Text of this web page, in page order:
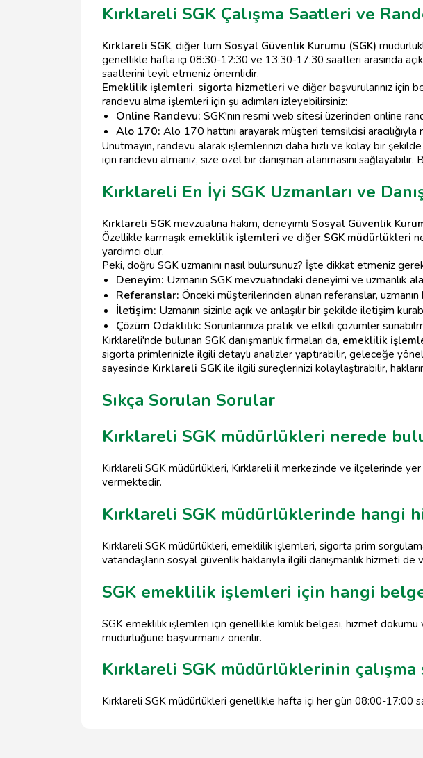
Kırklareli SGK Çalışma Saatleri ve
Kırklareli SGK, diğer tüm Sosyal Güvenlik Kurumu (SGK)
genellikle hafta içi 08:30-12:30 ve 13:30-17:30 saatleri arasında
saatlerini teyit etmeniz önemlidir.
Emeklilik işlemleri, sigorta hizmetleri ve diğer başvurularınız için
randevu alma işlemleri için şu adımları izleyebilirsiniz:
Online Randevu: SGK'nın resmi web sitesi üzerinden online
Alo 170: Alo 170 hattını arayarak müşteri temsilcisi
Unutmayın, randevu alarak işlemlerinizi daha hızlı ve kolay bir
için randevu almanız, size özel bir danışman atanmasını sağlayabilir.
Kırklareli En İyi SGK Uzmanları ve
Kırklareli SGK mevzuatına hakim, deneyimli Sosyal Güvenlik
Özellikle karmaşık emeklilik işlemleri ve diğer SGK müdürlükleri
yardımcı olur.
Peki, doğru SGK uzmanını nasıl bulursunuz? İşte dikkat etmeniz
Deneyim: Uzmanın SGK mevzuatındaki deneyimi ve uzmanlık
Referanslar: Önceki müşterilerinden alınan referanslar, uzmanın
İletişim: Uzmanın sizinle açık ve anlaşılır bir şekilde iletişim
Çözüm Odaklılık: Sorunlarınıza pratik ve etkili çözümler
Kırklareli'nde bulunan SGK danışmanlık firmaları da, emeklilik
sigorta primlerinizle ilgili detaylı analizler yaptırabilir, geleceğe
sayesinde Kırklareli SGK ile ilgili süreçlerinizi kolaylaştırabilir,
Sıkça Sorulan Sorular
Kırklareli SGK müdürlükleri nerede
Kırklareli SGK müdürlükleri, Kırklareli il merkezinde ve ilçelerinde
vermektedir.
Kırklareli SGK müdürlüklerinde hangi
Kırklareli SGK müdürlükleri, emeklilik işlemleri, sigorta prim
vatandaşların sosyal güvenlik haklarıyla ilgili danışmanlık hizmeti de
SGK emeklilik işlemleri için hangi
SGK emeklilik işlemleri için genellikle kimlik belgesi, hizmet
müdürlüğüne başvurmanız önerilir.
Kırklareli SGK müdürlüklerinin
Kırklareli SGK müdürlükleri genellikle hafta içi her gün 08:00-17:00